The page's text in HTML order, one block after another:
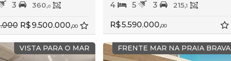
3 360,0
R$ 9.500.000,00
4 5 3 215,1
R$ 5.590.000,00
VISTA PARA O MAR FRENTE MAR NA PRAIA BRAVA